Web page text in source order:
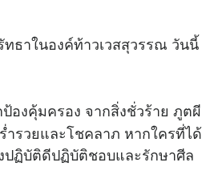
ทธาในองค์ท้าวเวสสุวรรณ วันนี้
องคุ้มครอง จากสิ่งชั่วร้าย ภูตผี
รวยและโชคลาภ หากใครที่ได้
ปฏิบัติดีปฏิบัติชอบและรักษาศีล